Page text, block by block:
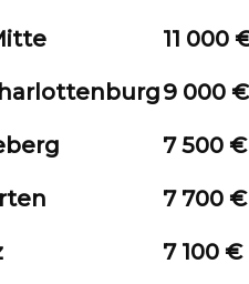
11 000
9 000 €
7 500 €
7 700 €
7 100 €